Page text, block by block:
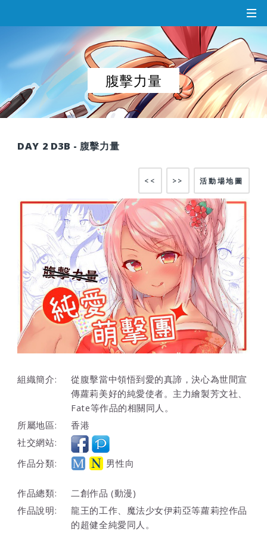
腹擊力量
DAY 2 D3B - 腹擊力量
活動場地圖
>>
<<
組織簡介:
從腹擊當中領悟到愛的真諦，決心為世間宣
傳蘿莉美好的純愛使者。主力繪製芳文社、
Fate等作品的相關同人。
所屬地區:
香港
社交網站:
作品分類:
男性向
作品總類:
二創作品 (動漫)
作品說明:
龍王的工作、魔法少女伊莉亞等蘿莉控作品
的超健全純愛同人。